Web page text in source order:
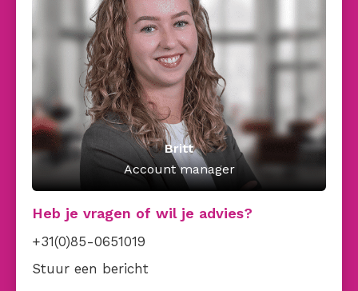
Britt
Account manager
Heb je vragen of wil je advies?
+31(0)85-0651019
Stuur een bericht